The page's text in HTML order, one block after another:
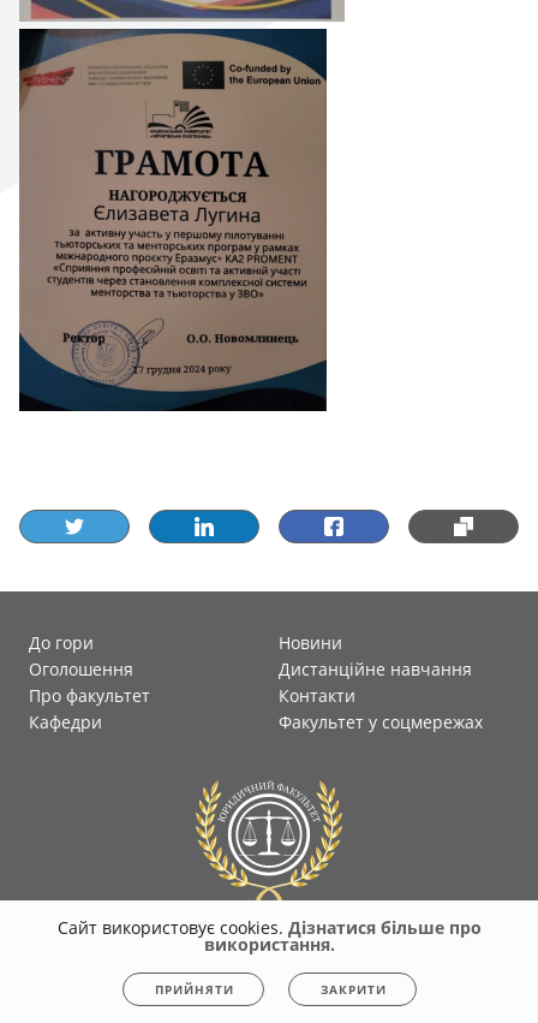
До гори
Новини
Оголошення
Дистанційне навчання
Про факультет
Контакти
Кафедри
Факультет у соцмережах
faculty-law-polytec.stu.cn.ua Всі права захищені. Несанкціоноване
копіювання заборонено. Політика конфіденційності|
Сайт використовує cookies. Дізнатися більше про
використання.
ПРИЙНЯТИ ЗАКРИТИ